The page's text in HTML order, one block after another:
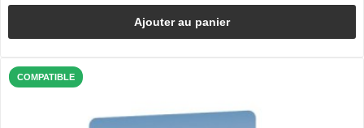
Ajouter au panier
COMPATIBLE